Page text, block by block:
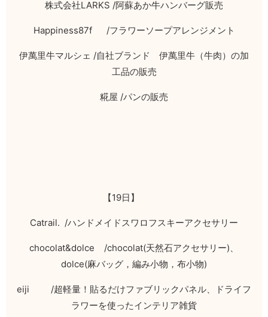
株式会社LARKS /阿蘇あか牛ハンバーグ販売
Happiness87f /フラワーソープアレンジメント
伊萬里牛マルシェ /自社ブランド 伊萬里牛（牛肉）の加
工品の販売
糀屋 /パンの販売
【19日】
Catrail. /ハンドメイドスワロフスキーアクセサリー
chocolat&dolce /chocolat(天然石アクセサリー)
dolce(麻バッグ，編み小物，布小物)
eiji /超軽量！貼るだけファブリックパネル、ドライフ
ラワーを使ったインテリア雑貨